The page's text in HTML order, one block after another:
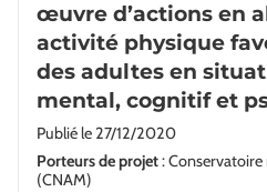
œuvre d’actions en
activité physique
des adultes en
mental, cognitif et
Publié le 27/12/2020
Porteurs de projet:
(CNAM)